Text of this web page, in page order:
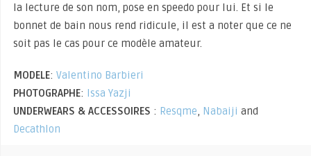
la lecture de son nom, pose en speedo pour lui. Et si le
bonnet de bain nous rend ridicule, il est a noter que ce ne
soit pas le cas pour ce modèle amateur.
MODELE: Valentino Barbieri
PHOTOGRAPHE: Issa Yazji
UNDERWEARS & ACCESSOIRES : Resqme, Nabaiji and
Decathlon